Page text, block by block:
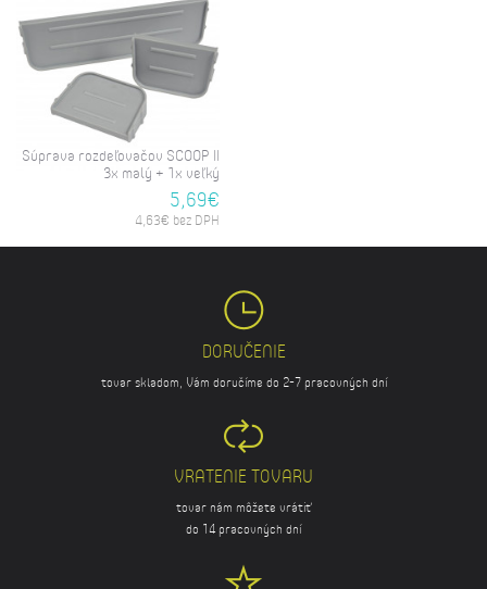
Súprava rozdeľovačov SCOOP II
3x malý + 1x veľký
5,69€
4,63€ bez DPH
DORUČENIE
tovar skladom, Vám doručíme do 2-7 pracovných dní
VRATENIE TOVARU
tovar nám môžete vrátiť
do 14 pracovných dní